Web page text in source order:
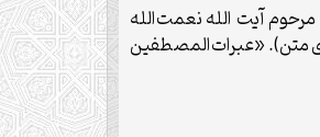
آیت الله نعمت‌الله
متن). «عبرات‌المصطفین